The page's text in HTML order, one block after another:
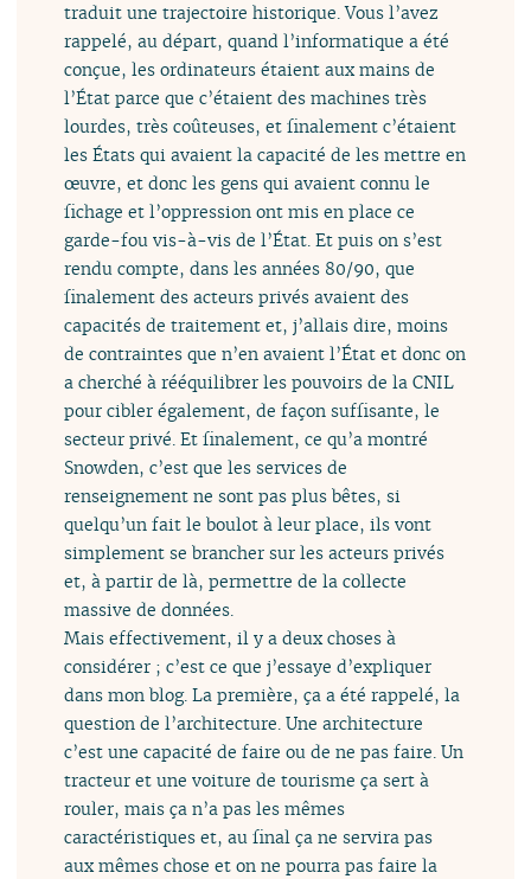
traduit une trajectoire historique. Vous l’avez
rappelé, au départ, quand l’informatique a été
conçue, les ordinateurs étaient aux mains de
l’État parce que c’étaient des machines très
lourdes, très coûteuses, et finalement c’étaient
les États qui avaient la capacité de les mettre en
œuvre, et donc les gens qui avaient connu le
fichage et l’oppression ont mis en place ce
garde-fou vis-à-vis de l’État. Et puis on s’est
rendu compte, dans les années 80/90, que
finalement des acteurs privés avaient des
capacités de traitement et, j’allais dire, moins
de contraintes que n’en avaient l’État et donc on
a cherché à rééquilibrer les pouvoirs de la CNIL
pour cibler également, de façon suffisante, le
secteur privé. Et finalement, ce qu’a montré
Snowden, c’est que les services de
renseignement ne sont pas plus bêtes, si
quelqu’un fait le boulot à leur place, ils vont
simplement se brancher sur les acteurs privés
et, à partir de là, permettre de la collecte
massive de données.
Mais effectivement, il y a deux choses à
considérer ; c’est ce que j’essaye d’expliquer
dans mon blog. La première, ça a été rappelé, la
question de l’architecture. Une architecture
c’est une capacité de faire ou de ne pas faire. Un
tracteur et une voiture de tourisme ça sert à
rouler, mais ça n’a pas les mêmes
caractéristiques et, au final ça ne servira pas
aux mêmes chose et on ne pourra pas faire la